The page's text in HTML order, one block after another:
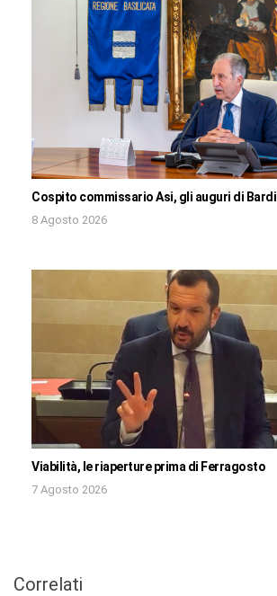
Cospito commissario Asi, gli auguri di Bardi
8 Agosto 2026
Viabilità, le riaperture prima di Ferragosto
7 Agosto 2026
Correlati